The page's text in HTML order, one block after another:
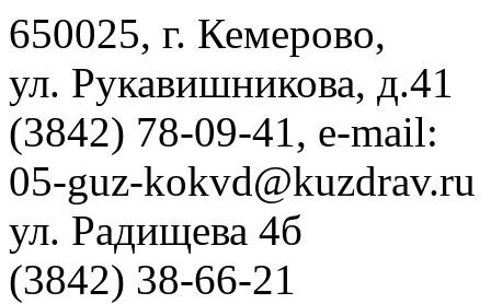
650025, г. Кемерово,
ул. Рукавишникова, д.41
(3842) 78-09-41, e-mail:
05-guz-kоkvd@kuzdrаv.ru
ул. Радищева 4б
(3842) 38-66-21